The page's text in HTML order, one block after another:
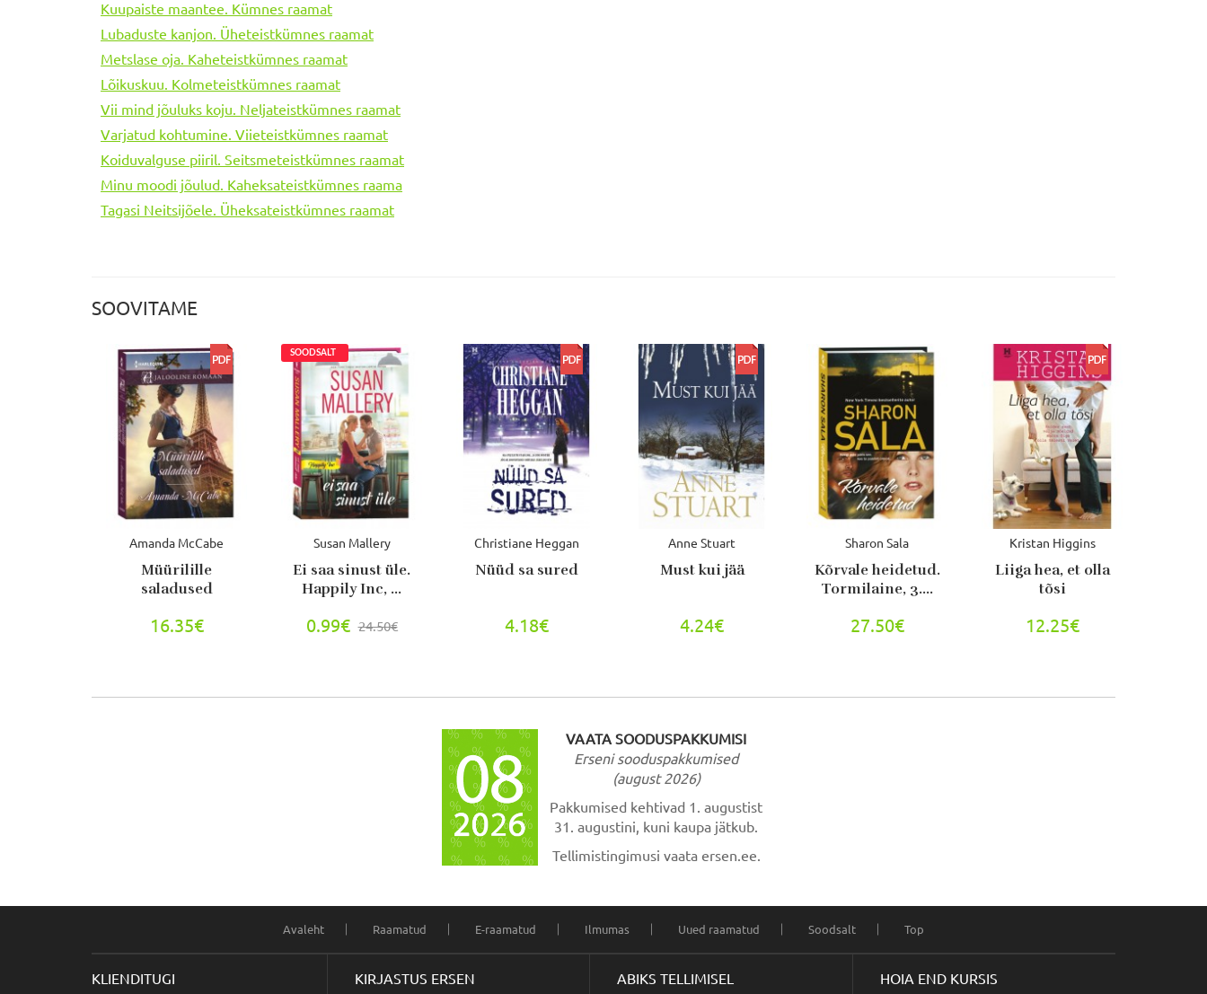
Kuupaiste maantee. Kümnes raamat
Lubaduste kanjon. Üheteistkümnes raamat
Metslase oja. Kaheteistkümnes raamat
Lõikuskuu. Kolmeteistkümnes raamat
Vii mind jõuluks koju. Neljateistkümnes raamat
Varjatud kohtumine. Viieteistkümnes raamat
Koiduvalguse piiril. Seitsmeteistkümnes raamat
Minu moodi jõulud. Kaheksateistkümnes raama
Tagasi Neitsijõele. Üheksateistkümnes raamat
SOOVITAME
Amanda McCabe
Müürilille
saladused
16.35€
Susan Mallery
Ei saa sinust üle.
Happily Inc, ...
0.99€ 24.50€
Christiane Heggan
Nüüd sa sured
4.18€
Anne Stuart
Must kui jää
4.24€
Sharon Sala
Kõrvale heidetud.
Tormilaine, 3....
27.50€
Kristan Higgins
Liiga hea, et olla
tõsi
12.25€
VAATA SOODUSPAKKUMISI
Erseni sooduspakkumised
(august 2026)
Pakkumised kehtivad 1. augustist
31. augustini, kuni kaupa jätkub.
Tellimistingimusi vaata ersen.ee.
Avaleht Raamatud E-raamatud Ilmumas Uued raamatud Soodsalt Top
KLIENDITUGI KIRJASTUS ERSEN ABIKS TELLIMISEL HOIA END KURSIS